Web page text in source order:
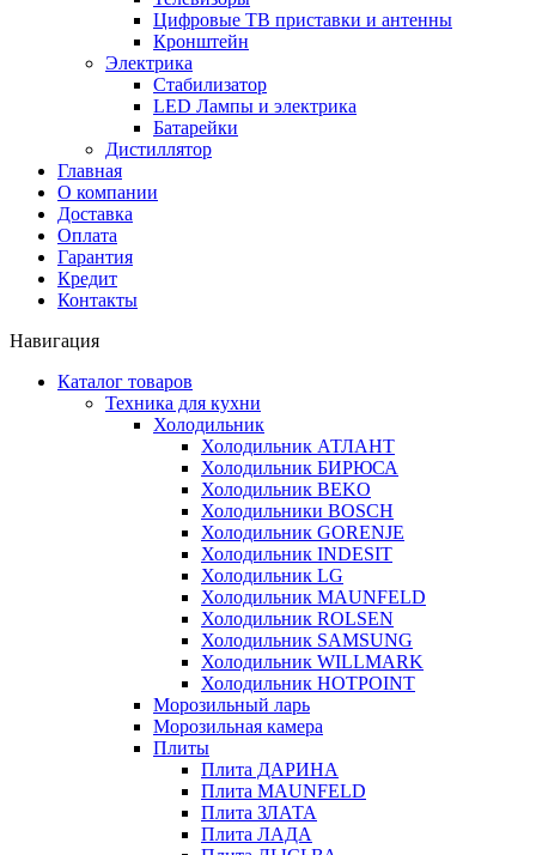
Цифровые ТВ приставки и антенны
Кронштейн
Электрика
Стабилизатор
LED Лампы и электрика
Батарейки
Дистиллятор
Главная
О компании
Доставка
Оплата
Гарантия
Кредит
Контакты
Навигация
Каталог товаров
Техника для кухни
Холодильник
Холодильник АТЛАНТ
Холодильник БИРЮСА
Холодильник BEKO
Холодильники BOSCH
Холодильник GORENJE
Холодильник INDESIT
Холодильник LG
Холодильник MAUNFELD
Холодильник ROLSEN
Холодильник SAMSUNG
Холодильник WILLMARK
Холодильник HOTPOINT
Морозильный ларь
Морозильная камера
Плиты
Плита ДАРИНА
Плита MAUNFELD
Плита ЗЛАТА
Плита ЛАДА